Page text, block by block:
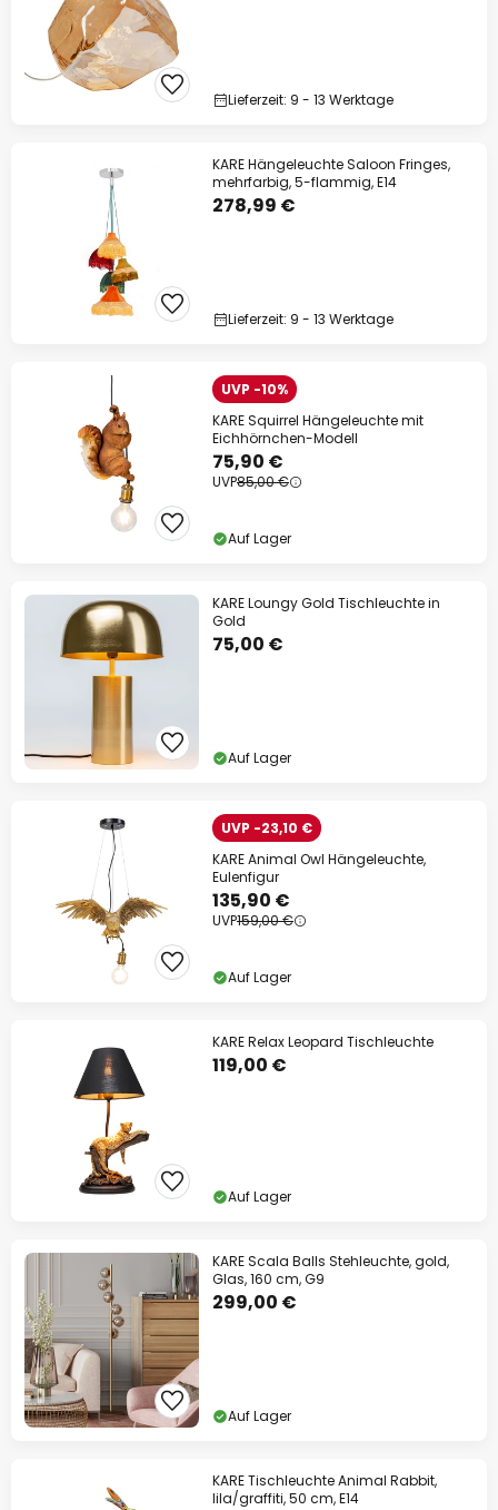
Lieferzeit: 9 - 13 Werktage
KARE Hängeleuchte Saloon Fringes,
mehrfarbig, 5-flammig, E14
278,99 €
Lieferzeit: 9 - 13 Werktage
UVP -10%
KARE Squirrel Hängeleuchte mit
Eichhörnchen-Modell
75,90 €
UVP85,00 €
Auf Lager
KARE Loungy Gold Tischleuchte in
Gold
75,00 €
Auf Lager
UVP -23,10 €
KARE Animal Owl Hängeleuchte,
Eulenfigur
135,90 €
UVP159,00 €
Auf Lager
KARE Relax Leopard Tischleuchte
119,00 €
Auf Lager
KARE Scala Balls Stehleuchte, gold,
Glas, 160 cm, G9
299,00 €
Auf Lager
KARE Tischleuchte Animal Rabbit,
lila/graffiti, 50 cm, E14